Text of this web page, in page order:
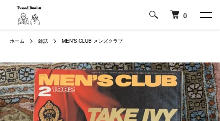
0
ホーム 雑誌 MEN’S CLUB メンズクラブ